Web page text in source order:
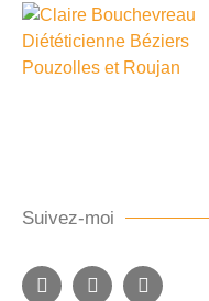
Suivez-moi